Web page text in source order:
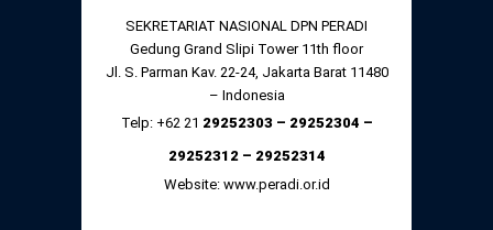
SEKRETARIAT NASIONAL DPN PERADI
Gedung Grand Slipi Tower 11th floor
Jl. S. Parman Kav. 22-24, Jakarta Barat 11480
– Indonesia
Telp: +62 21 29252303 – 29252304 –
29252312 – 29252314
Website: www.peradi.or.id